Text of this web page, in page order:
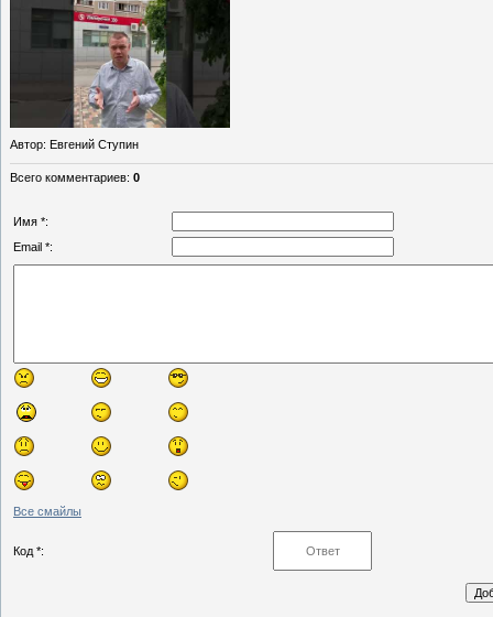
Автор: Евгений Ступин
Всего комментариев: 0
Имя *:
Email *:
Все смайлы
Код *: